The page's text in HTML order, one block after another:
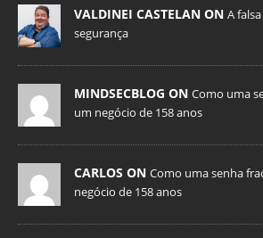
VALDINEI CASTELAN ON A
segurança
MINDSECBLOG ON Como uma
um negócio de 158 anos
CARLOS ON Como uma senha
negócio de 158 anos